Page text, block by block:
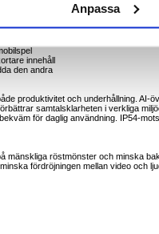
Anpassa
snabb förståelse
för uppföljning
tydligare i bullriga miljöer
innehåll
den andra
produktivitet och underhållning. AI-
samtalsklarheten i verkliga
för daglig användning. IP54-
mänskliga röstmönster och minska
fördröjningen mellan video och